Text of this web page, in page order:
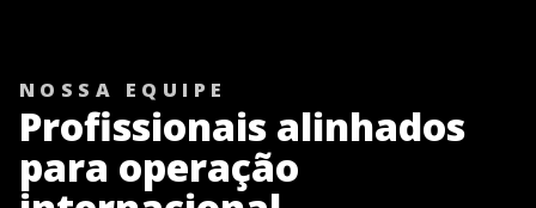
NOSSA EQUIPE
Profissionais alinhados
para operação